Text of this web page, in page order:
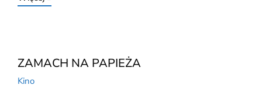
ZAMACH NA PAPIEŻA
Kino